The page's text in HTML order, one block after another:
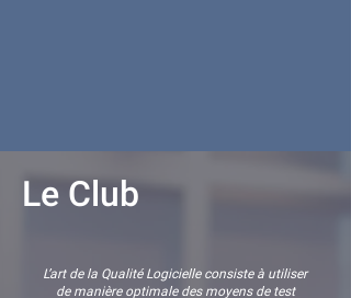
Le Club
L’art de la Qualité Logicielle consiste à utiliser
de manière optimale des moyens de test